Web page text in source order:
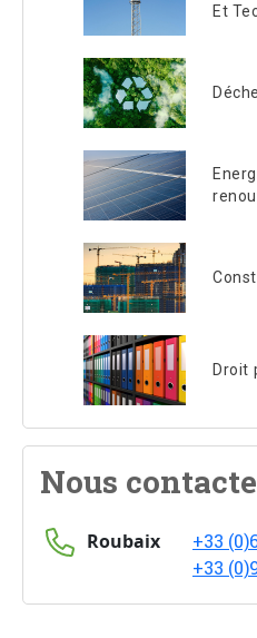
Et
Droit
Nous
Roubaix
+33
+33